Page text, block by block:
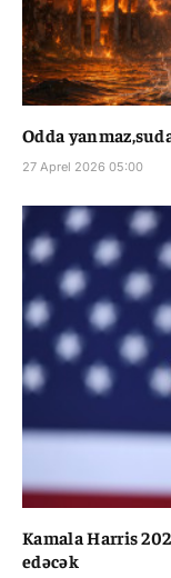
Odda
27 Aprel 2026 05:00
Kamala Harris
edəcək